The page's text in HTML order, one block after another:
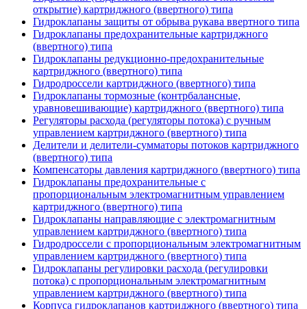
открытие) картриджного (ввертного) типа
Гидроклапаны защиты от обрыва рукава ввертного типа
Гидроклапаны предохранительные картриджного
(ввертного) типа
Гидроклапаны редукционно-предохранительные
картриджного (ввертного) типа
Гидродроссели картриджного (ввертного) типа
Гидроклапаны тормозные (контрбалансные,
уравновешивающие) картриджного (ввертного) типа
Регуляторы расхода (регуляторы потока) с ручным
управлением картриджного (ввертного) типа
Делители и делители-сумматоры потоков картриджного
(ввертного) типа
Компенсаторы давления картриджного (ввертного) типа
Гидроклапаны предохранительные с
пропорциональным электромагнитным управлением
картриджного (ввертного) типа
Гидроклапаны направляющие с электромагнитным
управлением картриджного (ввертного) типа
Гидродроссели с пропорциональным электромагнитным
управлением картриджного (ввертного) типа
Гидроклапаны регулировки расхода (регулировки
потока) с пропорциональным электромагнитным
управлением картриджного (ввертного) типа
Корпуса гидроклапанов картриджного (ввертного) типа